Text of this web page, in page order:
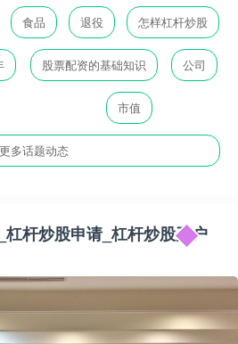
食品 退役 怎样杠杆炒股
股票配资的基础知识 公司
市值
更多话题动态
杆炒股申请_杠杆炒股开户